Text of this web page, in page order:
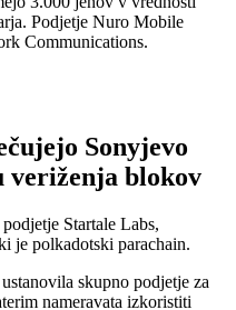
Podjetje Nuro Mobile
Communications.
Sonyjevo
veriženja blokov
Startale Labs,
je polkadotski parachain.
skupno podjetje za
nameravata izkoristiti